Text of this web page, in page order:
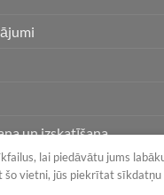
un izskatīšana
lai piedāvātu jums
šo vietni, jūs piekrītat sīkdatņu